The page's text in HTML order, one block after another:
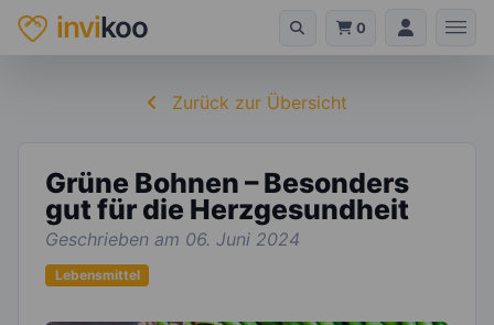
invikoo 0
Zurück zur Übersicht
Grüne Bohnen – Besonders
gut für die Herzgesundheit
Geschrieben am 06. Juni 2024
Lebensmittel